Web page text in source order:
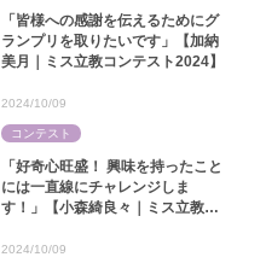
「皆様への感謝を伝えるためにグ
ランプリを取りたいです」【加納
美月｜ミス立教コンテスト2024】
「好奇心旺盛！ 興味を持ったこと
には一直線にチャレンジしま
す！」【小森綺良々｜ミス立教コ
2024/10/09
コンテスト
2024/10/09